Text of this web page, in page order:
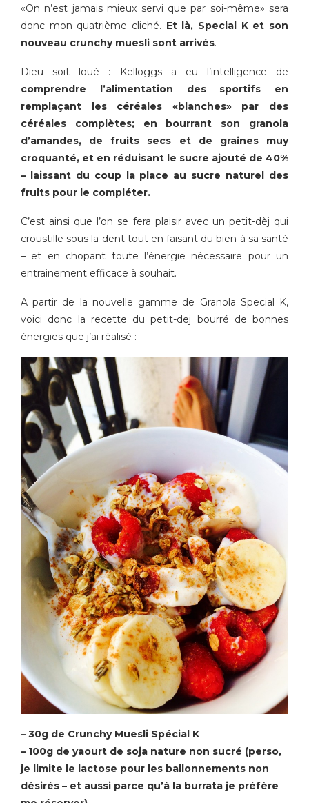
«On n’est jamais mieux servi que par soi-même» sera
donc mon quatrième cliché. Et là, Special K et son
nouveau crunchy muesli sont arrivés.
Dieu soit loué : Kelloggs a eu l’intelligence de
comprendre l’alimentation des sportifs en
remplaçant les céréales «blanches» par des
céréales complètes; en bourrant son granola
d’amandes, de fruits secs et de graines muy
croquanté, et en réduisant le sucre ajouté de 40%
– laissant du coup la place au sucre naturel des
fruits pour le compléter.
C’est ainsi que l’on se fera plaisir avec un petit-dèj qui
croustille sous la dent tout en faisant du bien à sa santé
– et en chopant toute l’énergie nécessaire pour un
entrainement efficace à souhait.
A partir de la nouvelle gamme de Granola Special K,
voici donc la recette du petit-dej bourré de bonnes
énergies que j’ai réalisé :
– 30g de Crunchy Muesli Spécial K
– 100g de yaourt de soja nature non sucré (perso,
je limite le lactose pour les ballonnements non
désirés – et aussi parce qu’à la burrata je préfère